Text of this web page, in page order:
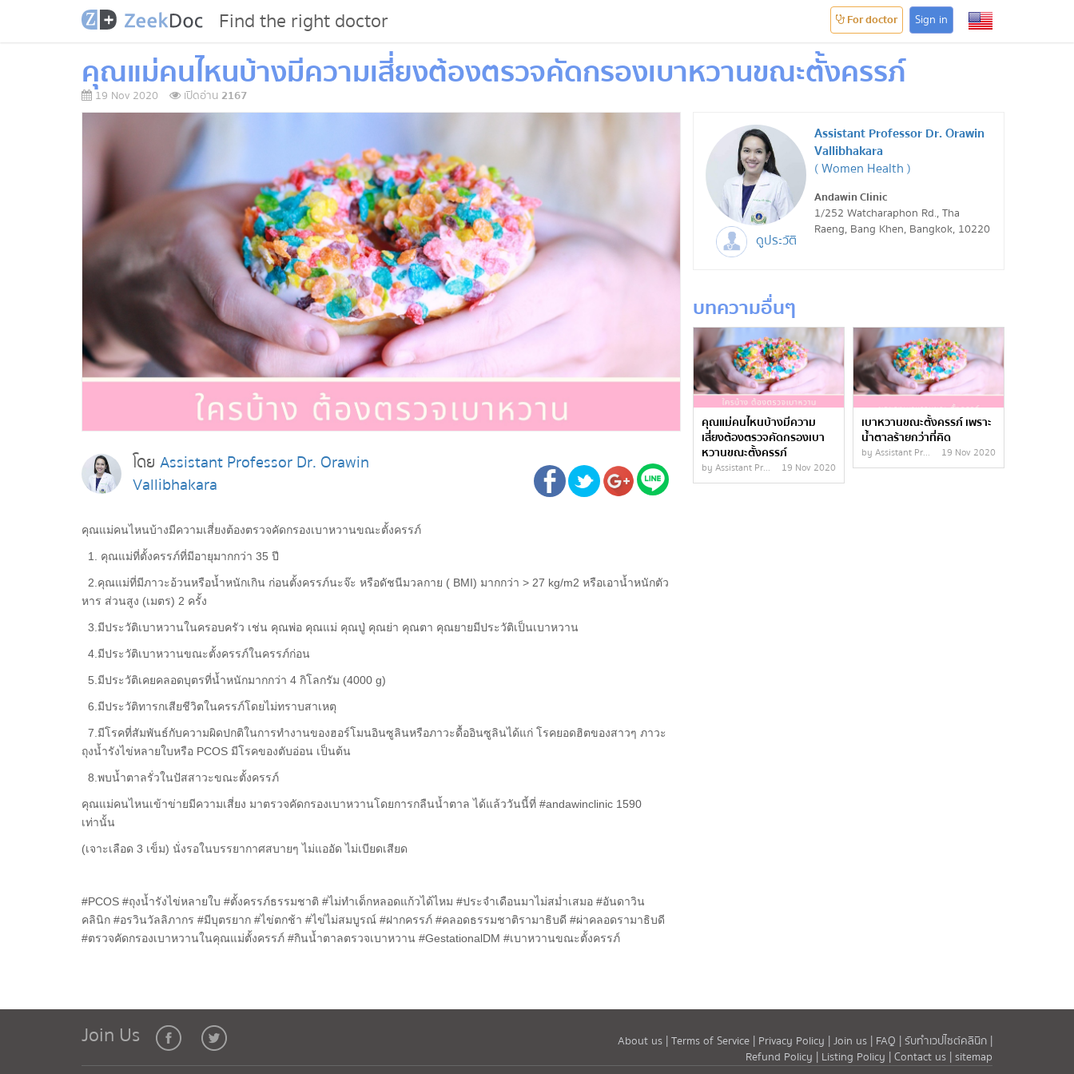
Find the right doctor For doctor Sign in
คุณแม่คนไหนบ้างมีความเสี่ยงต้องตรวจคัดกรองเบาหวานขณะตั้งครรภ์
19 Nov 2020 เปิดอ่าน 2167
โดย Assistant Professor Dr. Orawin
Vallibhakara
คุณแม่คนไหนบ้างมีความเสี่ยงต้องตรวจคัดกรองเบาหวานขณะตั้งครรภ์
1. คุณแม่ที่ตั้งครรภ์ที่มีอายุมากกว่า 35 ปี
2.คุณแม่ที่มีภาวะอ้วนหรือน้ำหนักเกิน ก่อนตั้งครรภ์นะจ๊ะ หรือดัชนีมวลกาย ( BMI) มากกว่า > 27 kg/m2 หรือเอาน้ำหนักตัว
หาร ส่วนสูง (เมตร) 2 ครั้ง
3.มีประวัติเบาหวานในครอบครัว เช่น คุณพ่อ คุณแม่ คุณปู่ คุณย่า คุณตา คุณยายมีประวัติเป็นเบาหวาน
4.มีประวัติเบาหวานขณะตั้งครรภ์ในครรภ์ก่อน
5.มีประวัติเคยคลอดบุตรที่น้ำหนักมากกว่า 4 กิโลกรัม (4000 g)
6.มีประวัติทารกเสียชีวิตในครรภ์โดยไม่ทราบสาเหตุ
7.มีโรคที่สัมพันธ์กับความผิดปกติในการทำงานของฮอร์โมนอินซูลินหรือภาวะดื้ออินซูลินได้แก่ โรคยอดฮิตของสาวๆ ภาวะ
ถุงน้ำรังไข่หลายใบหรือ PCOS มีโรคของตับอ่อน เป็นต้น
8.พบน้ำตาลรั่วในปัสสาวะขณะตั้งครรภ์
คุณแม่คนไหนเข้าข่ายมีความเสี่ยง มาตรวจคัดกรองเบาหวานโดยการกลืนน้ำตาล ได้แล้ววันนี้ที่ #andawinclinic 1590
เท่านั้น
(เจาะเลือด 3 เข็ม) นั่งรอในบรรยากาศสบายๆ ไม่แออัด ไม่เบียดเสียด
#PCOS #ถุงน้ำรังไข่หลายใบ #ตั้งครรภ์ธรรมชาติ #ไม่ทำเด็กหลอดแก้วได้ไหม #ประจำเดือนมาไม่สม่ำเสมอ #อันดาวิน
คลินิก #อรวินวัลลิภากร #มีบุตรยาก #ไข่ตกช้า #ไข่ไม่สมบูรณ์ #ฝากครรภ์ #คลอดธรรมชาติรามาธิบดี #ผ่าคลอดรามาธิบดี
#ตรวจคัดกรองเบาหวานในคุณแม่ตั้งครรภ์ #กินน้ำตาลตรวจเบาหวาน #GestationalDM #เบาหวานขณะตั้งครรภ์
ดูประวัติ
Assistant Professor Dr. Orawin
Vallibhakara
( Women Health )
Andawin Clinic
1/252 Watcharaphon Rd., Tha
Raeng, Bang Khen, Bangkok, 10220
บทความอื่นๆ
คุณแม่คนไหนบ้างมีความ
เสี่ยงต้องตรวจคัดกรองเบา
หวานขณะตั้งครรภ์
by Assistant Pr... 19 Nov 2020
เบาหวานขณะตั้งครรภ์ เพราะ
น้ำตาลร้ายกว่าที่คิด
by Assistant Pr... 19 Nov 2020
Join Us About us |Terms of Service | Privacy Policy |Join us | FAQ |รับทำเวปไซต์คลินิก |
Refund Policy | Listing Policy |Contact us |sitemap